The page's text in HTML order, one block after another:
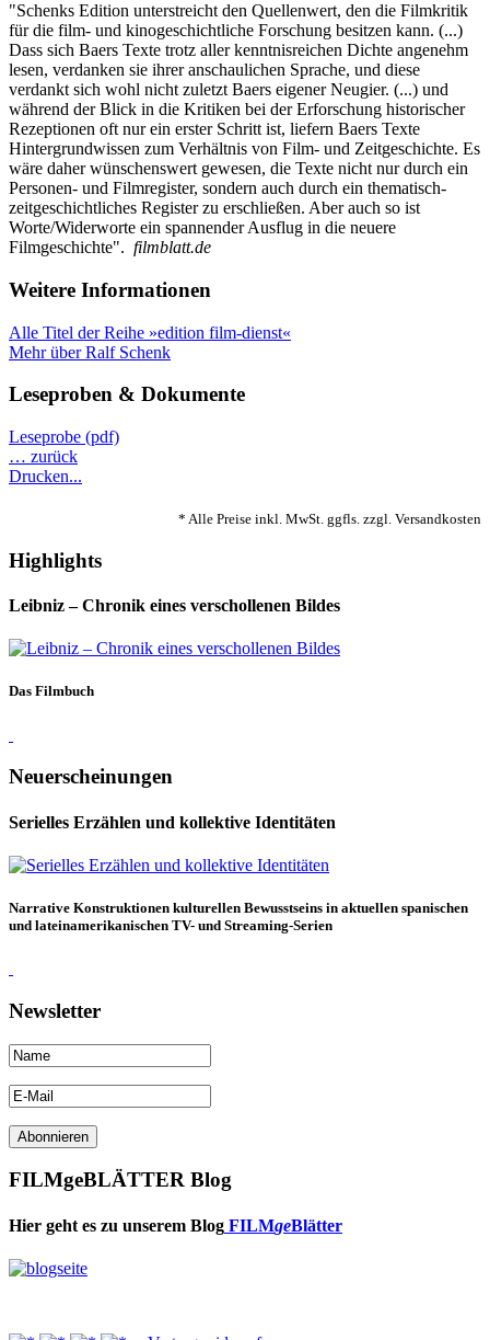
"Schenks Edition unterstreicht den Quellenwert, den die Filmkritik
für die film- und kinogeschichtliche Forschung besitzen kann. (...)
Dass sich Baers Texte trotz aller kenntnisreichen Dichte angenehm
lesen, verdanken sie ihrer anschaulichen Sprache, und diese
verdankt sich wohl nicht zuletzt Baers eigener Neugier. (...) und
während der Blick in die Kritiken bei der Erforschung historischer
Rezeptionen oft nur ein erster Schritt ist, liefern Baers Texte
Hintergrundwissen zum Verhältnis von Film- und Zeitgeschichte. Es
wäre daher wünschenswert gewesen, die Texte nicht nur durch ein
Personen- und Filmregister, sondern auch durch ein thematisch-
zeitgeschichtliches Register zu erschließen. Aber auch so ist
Worte/Widerworte ein spannender Ausflug in die neuere
Filmgeschichte". filmblatt.de
Weitere Informationen
Alle Titel der Reihe »edition film-dienst«
Mehr über Ralf Schenk
Leseproben & Dokumente
Leseprobe (pdf)
… zurück
Drucken...
* Alle Preise inkl. MwSt. ggfls. zzgl. Versandkosten
Highlights
Leibniz – Chronik eines verschollenen Bildes
Das Filmbuch
Neuerscheinungen
Serielles Erzählen und kollektive Identitäten
Narrative Konstruktionen kulturellen Bewusstseins in aktuellen spanischen
und lateinamerikanischen TV- und Streaming-Serien
Newsletter
FILMgeBLÄTTER Blog
Hier geht es zu unserem Blog FILMgeBlätter